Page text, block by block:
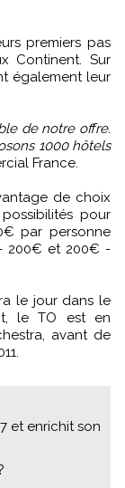
Continent. Sur
également leur
de notre offre.
1000 hôtels
France.
de choix
pour
par personne
200€ et 200€ -
le jour dans le
le TO est en
avant de
et enrichit son